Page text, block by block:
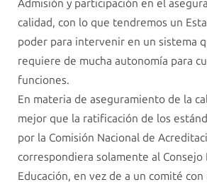
Admisión y participación en el
calidad, con lo que tendremos un
poder para intervenir en un sistema
requiere de mucha autonomía para
funciones.
En materia de aseguramiento de la
mejor que la ratificación de los
por la Comisión Nacional de
correspondiera solamente al Consejo
Educación, en vez de a un comité